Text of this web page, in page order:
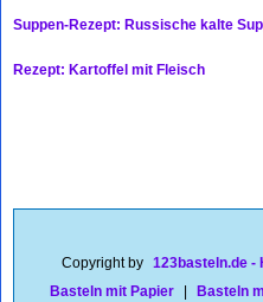
Suppen-Rezept: Russische kalte
Rezept: Kartoffel mit Fleisch
Copyright by 123basteln.de -
Basteln mit Papier
Basteln